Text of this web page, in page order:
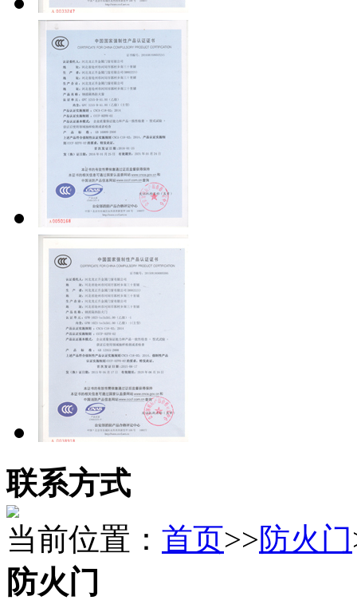
联系方式
当前位置： 首页>>​防火门
防火门